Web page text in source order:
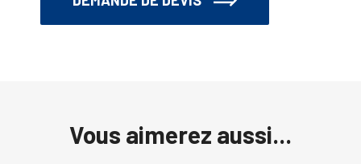
Vous aimerez aussi...